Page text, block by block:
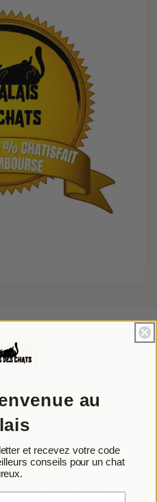
DIRECTEMENT DANS NOTRE
:
au
et recevez votre code
conseils pour un chat